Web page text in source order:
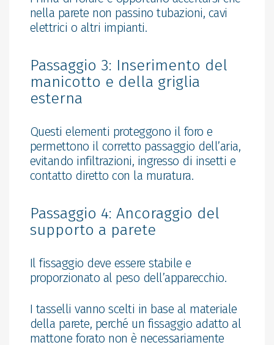
nella parete non passino tubazioni, cavi
elettrici o altri impianti.
Passaggio 3: Inserimento del
manicotto e della griglia
esterna
Questi elementi proteggono il foro e
permettono il corretto passaggio dell’aria,
evitando infiltrazioni, ingresso di insetti e
contatto diretto con la muratura.
Passaggio 4: Ancoraggio del
supporto a parete
Il fissaggio deve essere stabile e
proporzionato al peso dell’apparecchio.
I tasselli vanno scelti in base al materiale
della parete, perché un fissaggio adatto al
mattone forato non è necessariamente